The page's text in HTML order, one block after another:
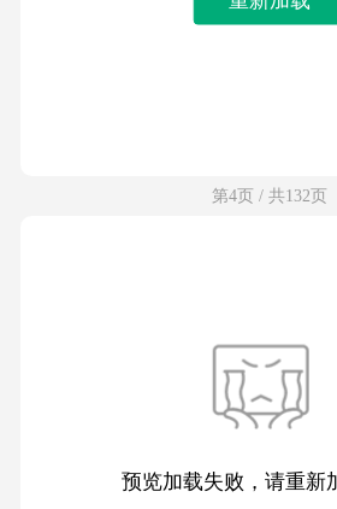
第4页 / 共132页
预览加载失败，请重新